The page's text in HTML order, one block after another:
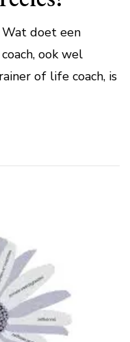
doet een
ook wel
of life coach, is